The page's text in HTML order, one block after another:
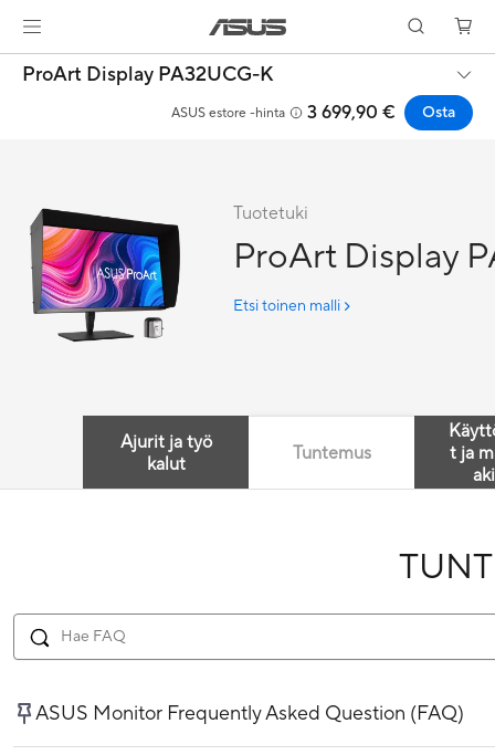
ProArt Display PA32UCG-K
ASUS estore -hinta 3 699,90 € Osta
Tuotetuki
ProArt Display
Etsi toinen malli
Ajurit ja työ
kalut
Tuntemus
t ja
ASUS Monitor Frequently Asked Question (FAQ)